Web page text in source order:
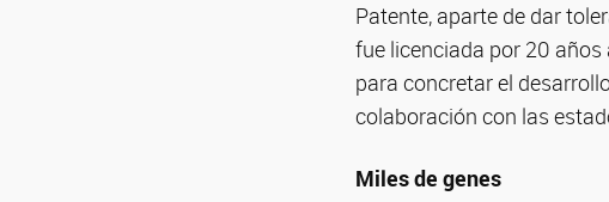
Patente, aparte de dar
fue licenciada por 20 años
para concretar el
colaboración con las
Miles de genes